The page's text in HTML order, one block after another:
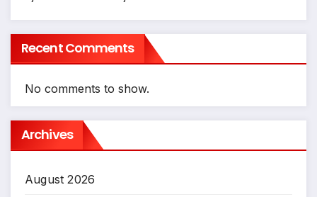
Recent Comments
No comments to show.
Archives
August 2026